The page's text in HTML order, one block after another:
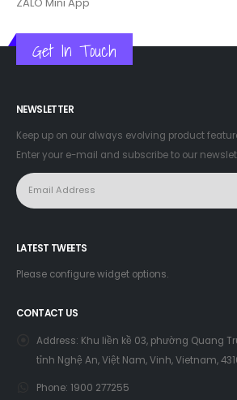
ZALO Mini App
Get In Touch
Keep up on our always evolving product
Enter your e-mail and subscribe to our
LATEST TWEETS
Please configure widget options.
CONTACT US
Khu liền kề 03, phường Quang
tỉnh Nghệ An, Việt Nam, Vinh, Vietnam,